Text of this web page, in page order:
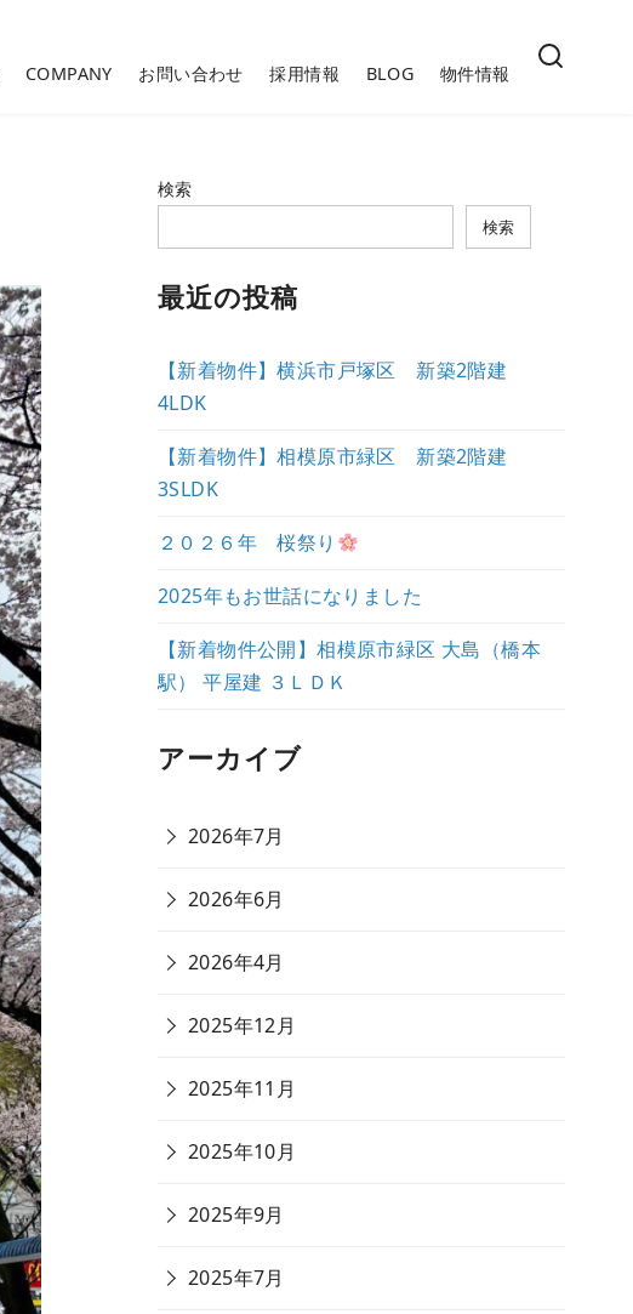
COMPANY お問い合わせ 採用情報 BLOG 物件情報
検索
検索
最近の投稿
【新着物件】横浜市戸塚区 新築2階建
4LDK
【新着物件】相模原市緑区 新築2階建
3SLDK
２０２６年 桜祭り
2025年もお世話になりました
【新着物件公開】相模原市緑区 大島（橋本
駅） 平屋建 ３ＬＤＫ
アーカイブ
2026年7月
2026年6月
2026年4月
2025年12月
2025年11月
2025年10月
2025年9月
2025年7月